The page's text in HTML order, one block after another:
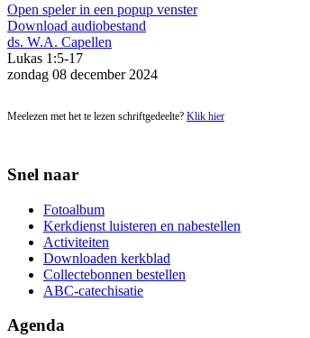
Open speler in een popup venster
Download audiobestand
ds. W.A. Capellen
Lukas 1:5-17
zondag 08 december 2024
Meelezen met het te lezen schriftgedeelte? Klik hier
Snel naar
Fotoalbum
Kerkdienst luisteren en nabestellen
Activiteiten
Downloaden kerkblad
Collectebonnen bestellen
ABC-catechisatie
Agenda